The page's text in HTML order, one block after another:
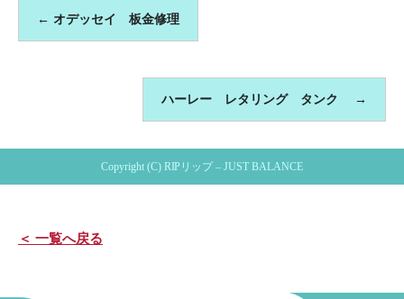
← オデッセイ 板金修理
ハーレー レタリング タンク →
Copyright (C) RIPリップ – JUST BALANCE
＜ 一覧へ戻る